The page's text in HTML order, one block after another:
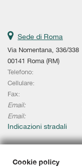
Sede di Roma
Via Nomentana, 336/338
00141 Roma (RM)
Telefono:
Cellulare:
Fax:
Email:
Email:
Indicazioni stradali
Dati fiscali:
Cookie policy